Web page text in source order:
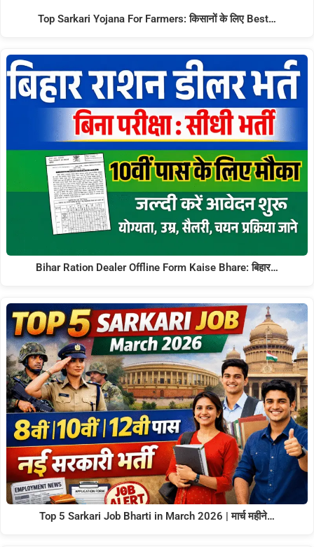
Top Sarkari Yojana For Farmers: किसानों के लिए Best…
Bihar Ration Dealer Offline Form Kaise Bhare: बिहार…
Top 5 Sarkari Job Bharti in March 2026 | मार्च महीने…